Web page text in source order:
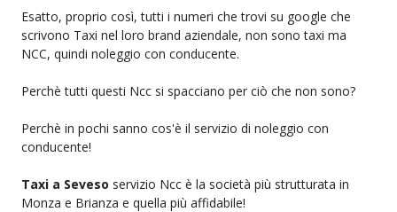
Esatto, proprio così, tutti i numeri che trovi su google che
scrivono Taxi nel loro brand aziendale, non sono taxi ma
NCC, quindi noleggio con conducente.
Perchè tutti questi Ncc si spacciano per ciò che non sono?
Perchè in pochi sanno cos'è il servizio di noleggio con
conducente!
Taxi a Seveso servizio Ncc è la società più strutturata in
Monza e Brianza e quella più affidabile!